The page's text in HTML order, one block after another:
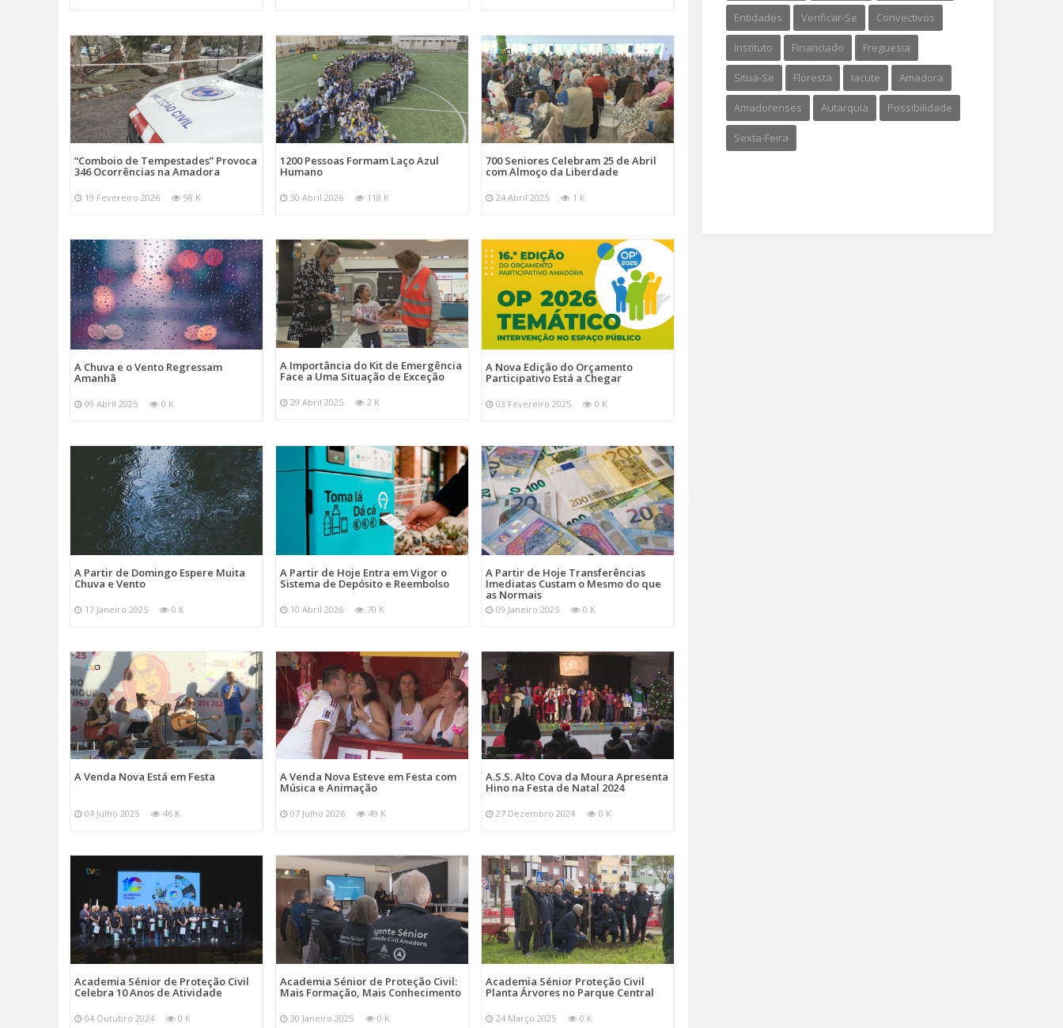
“Comboio de Tempestades” Provoca
346 Ocorrências na Amadora
19 Fevereiro 2026 98 K
1200 Pessoas Formam Laço Azul
Humano
30 Abril 2026 118 K
700 Seniores Celebram 25 de Abril
com Almoço da Liberdade
24 Abril 2025 1 K
A Chuva e o Vento Regressam
Amanhã
09 Abril 2025 0 K
A Importância do Kit de Emergência
Face a Uma Situação de Exceção
29 Abril 2025 2 K
A Nova Edição do Orçamento
Participativo Está a Chegar
03 Fevereiro 2025 0 K
A Partir de Domingo Espere Muita
Chuva e Vento
17 Janeiro 2025 0 K
A Partir de Hoje Entra em Vigor o
Sistema de Depósito e Reembolso
10 Abril 2026 70 K
A Partir de Hoje Transferências
Imediatas Custam o Mesmo do que
as Normais
09 Janeiro 2025 0 K
A Venda Nova Está em Festa
04 Julho 2025 46 K
A Venda Nova Esteve em Festa com
Música e Animação
07 Julho 2026 49 K
A.S.S. Alto Cova da Moura Apresenta
Hino na Festa de Natal 2024
27 Dezembro 2024 0 K
Academia Sénior de Proteção Civil
Celebra 10 Anos de Atividade
04 Outubro 2024 0 K
Academia Sénior de Proteção Civil:
Mais Formação, Mais Conhecimento
30 Janeiro 2025 0 K
Academia Sénior Proteção Civil
Planta Árvores no Parque Central
24 Março 2025 0 K
Entidades Verificar-Se Convectivos
Instituto Financiado Freguesia
Situa-Se Floresta Iacute Amadora
Amadorenses Autarquia Possibilidade
Sexta-Feira